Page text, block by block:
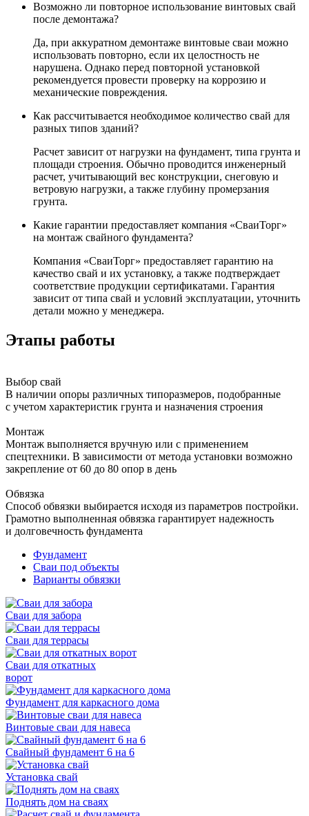
Возможно ли повторное использование винтовых свай
после демонтажа?
Да, при аккуратном демонтаже винтовые сваи можно
использовать повторно, если их целостность не
нарушена. Однако перед повторной установкой
рекомендуется провести проверку на коррозию и
механические повреждения.
Как рассчитывается необходимое количество свай для
разных типов зданий?
Расчет зависит от нагрузки на фундамент, типа грунта и
площади строения. Обычно проводится инженерный
расчет, учитывающий вес конструкции, снеговую и
ветровую нагрузки, а также глубину промерзания
грунта.
Какие гарантии предоставляет компания «СваиТорг»
на монтаж свайного фундамента?
Компания «СваиТорг» предоставляет гарантию на
качество свай и их установку, а также подтверждает
соответствие продукции сертификатами. Гарантия
зависит от типа свай и условий эксплуатации, уточнить
детали можно у менеджера.
Этапы работы
Выбор свай
В наличии опоры различных типоразмеров, подобранные
с учетом характеристик грунта и назначения строения
Монтаж
Монтаж выполняется вручную или с применением
спецтехники. В зависимости от метода установки возможно
закрепление от 60 до 80 опор в день
Обвязка
Способ обвязки выбирается исходя из параметров постройки.
Грамотно выполненная обвязка гарантирует надежность
и долговечность фундамента
Фундамент
Сваи под объекты
Варианты обвязки
Сваи для забора
Сваи для террасы
Сваи для откатных
ворот
Фундамент для каркасного дома
Винтовые сваи для навеса
Свайный фундамент 6 на 6
Установка свай
Поднять дом на сваях